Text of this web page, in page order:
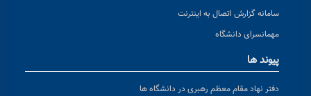
سامانه گزارش اتصال به اینترنت
مهمانسرای دانشگاه
پیوند ها
دفتر نهاد مقام معظم رهبری در دانشگاه ها